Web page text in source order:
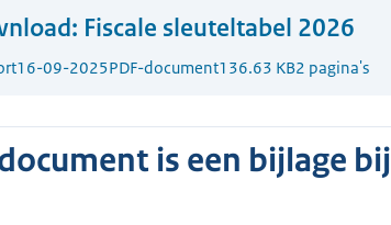
Fiscale sleuteltabel 2026
16-09-2025PDF-document136.63 KB2 pagina's
is een bijlage bij